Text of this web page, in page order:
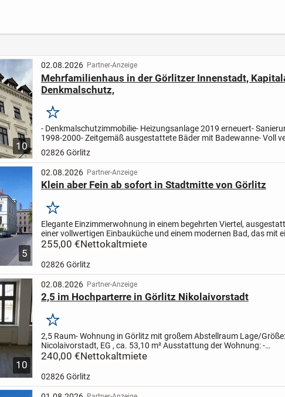
10
02.08.2026 Partner-Anzeige
Mehrfamilienhaus in der Görlitzer Innenstadt,
Denkmalschutz,
Merken
- Denkmalschutzimmobilie- Heizungsanlage 2019 erneuert-
1998-2000- Zeitgemäß ausgestattete Bäder mit Badewanne- Voll
Top Lage, eine Minute fußläufig vom Citycenter...
02826 Görlitz
5
02.08.2026 Partner-Anzeige
Klein aber Fein ab sofort in Stadtmitte von Görlitz
Merken
Elegante Einzimmerwohnung in einem begehrten Viertel,
einer vollwertigen Einbauküche und einem modernen Bad, das mit
Dusche ausgestattet ist. Diese charmante Immobilie vereint...
255,00 €Nettokaltmiete
02826 Görlitz
10
02.08.2026 Partner-Anzeige
2,5 im Hochparterre in Görlitz Nikolaivorstadt
Merken
2,5 Raum- Wohnung in Görlitz mit großem Abstellraum Lage/
Nicolaivorstadt, EG , ca. 53,10 m² Ausstattung der Wohnung: -
Gaszentralheizung mit Warmwasserbereitung - Bad gefliest mit...
240,00 €Nettokaltmiete
02826 Görlitz